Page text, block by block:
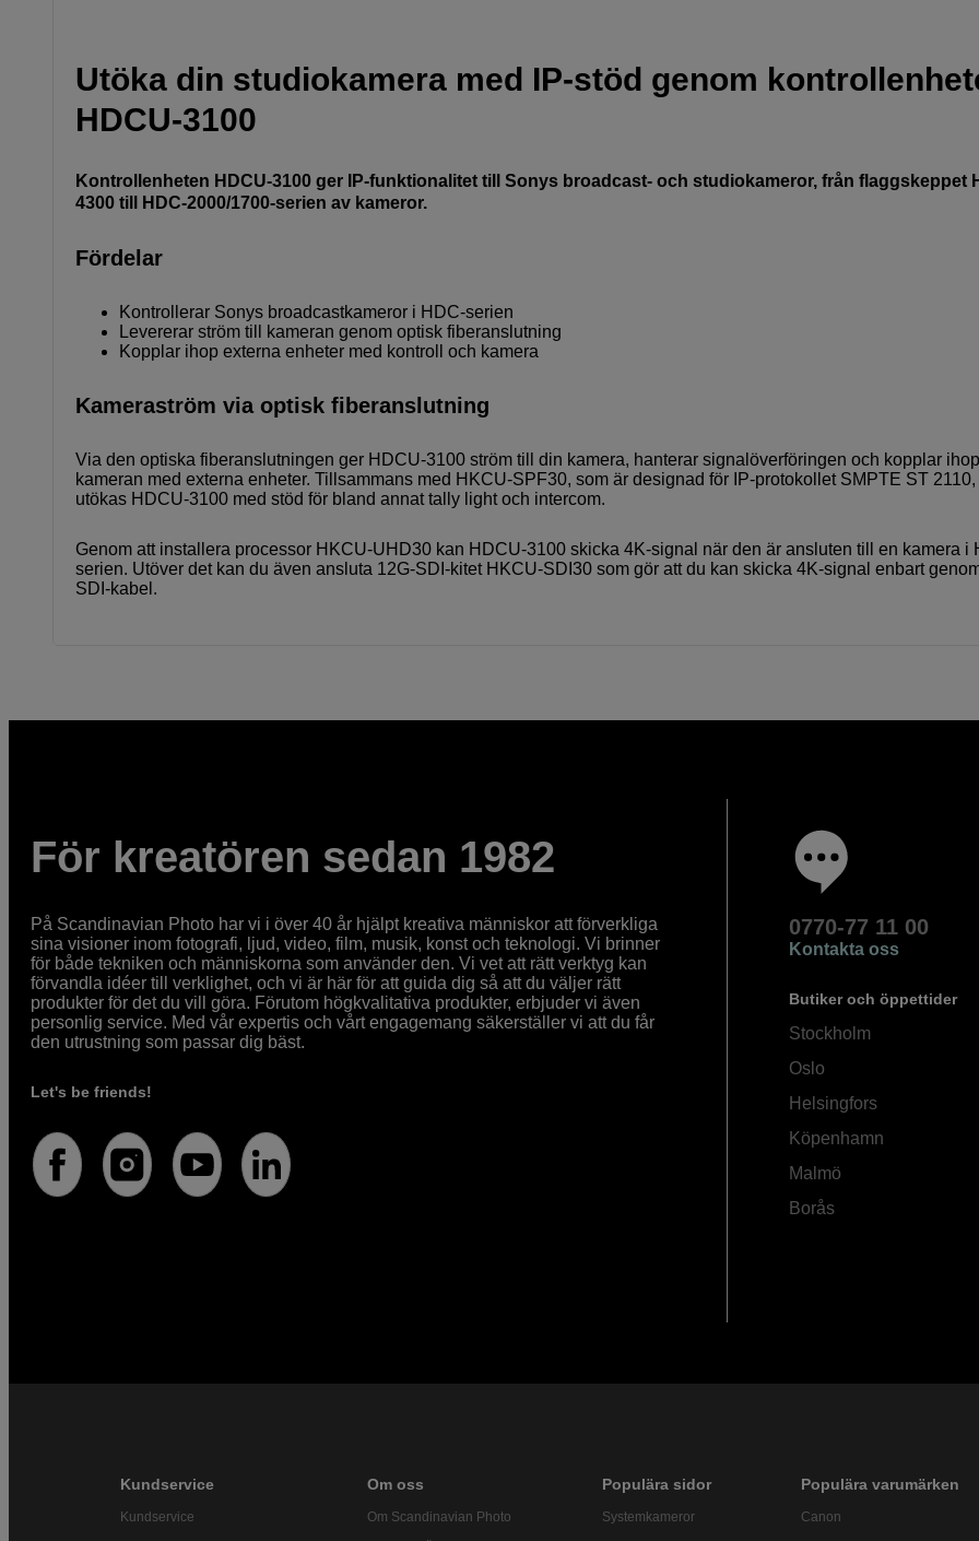
Utöka din studiokamera med IP-stöd genom
HDCU-3100
Kontrollenheten HDCU-3100 ger IP-funktionalitet till Sonys broadcast- och studiokameror, från flaggskeppet
4300 till HDC-2000/1700-serien av kameror.
Fördelar
Kontrollerar Sonys broadcastkameror i HDC-serien
Levererar ström till kameran genom optisk fiberanslutning
Kopplar ihop externa enheter med kontroll och kamera
Kameraström via optisk fiberanslutning
Via den optiska fiberanslutningen ger HDCU-3100 ström till din kamera, hanterar signalöverföringen och kopplar ihop
kameran med externa enheter. Tillsammans med HKCU-SPF30, som är designad för IP-protokollet SMPTE ST 2110,
utökas HDCU-3100 med stöd för bland annat tally light och intercom.
Genom att installera processor HKCU-UHD30 kan HDCU-3100 skicka 4K-signal när den är ansluten till en kamera i
serien. Utöver det kan du även ansluta 12G-SDI-kitet HKCU-SDI30 som gör att du kan skicka 4K-signal enbart
SDI-kabel.
För kreatören sedan 1982
På Scandinavian Photo har vi i över 40 år hjälpt kreativa människor att förverkliga
sina visioner inom fotografi, ljud, video, film, musik, konst och teknologi. Vi brinner
för både tekniken och människorna som använder den. Vi vet att rätt verktyg kan
förvandla idéer till verklighet, och vi är här för att guida dig så att du väljer rätt
produkter för det du vill göra. Förutom högkvalitativa produkter, erbjuder vi även
personlig service. Med vår expertis och vårt engagemang säkerställer vi att du får
den utrustning som passar dig bäst.
Let's be friends!
0770-77 11 00
Kontakta oss
Butiker och öppettider
Stockholm
Oslo
Helsingfors
Köpenhamn
Malmö
Borås
Kundservice
Kundservice
Om oss
Om Scandinavian Photo
Populära sidor
Systemkameror
Populära varumärken
Canon